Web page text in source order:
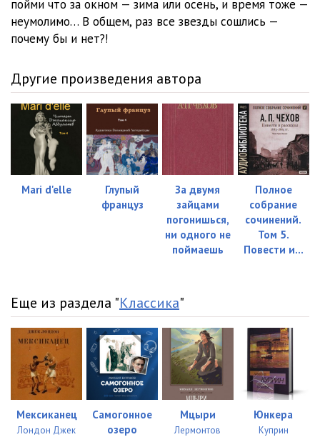
пойми что за окном — зима или осень, и время тоже —
неумолимо… В общем, раз все звезды сошлись —
почему бы и нет?!
Другие произведения автора
Mari d'elle
Глупый
француз
За двумя
зайцами
погонишься,
ни одного не
поймаешь
Полное
собрание
сочинений.
Том 5.
Повести и...
Еще из раздела "Классика"
Мексиканец
Лондон Джек
Самогонное
озеро
Мцыри
Лермонтов
Юнкера
Куприн